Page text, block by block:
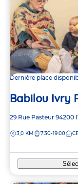
Dernière place
Babilou Ivry
Adresse
la
29 Rue Pasteur 94200
DISTANCE
3,0 KM 7:30-19:00